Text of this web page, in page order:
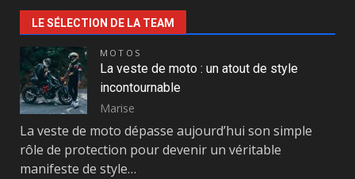
LE SÉLECTION DE LA TEAM
MOTOS
La veste de moto : un atout de style
incontournable
Marise
La veste de moto dépasse aujourd’hui son simple
rôle de protection pour devenir un véritable
manifeste de style…